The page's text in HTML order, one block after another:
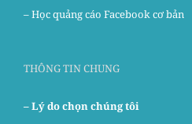
–Học quảng cáo Facebook cơ bản
THÔNG TIN CHUNG
– Lý do chọn chúng tôi